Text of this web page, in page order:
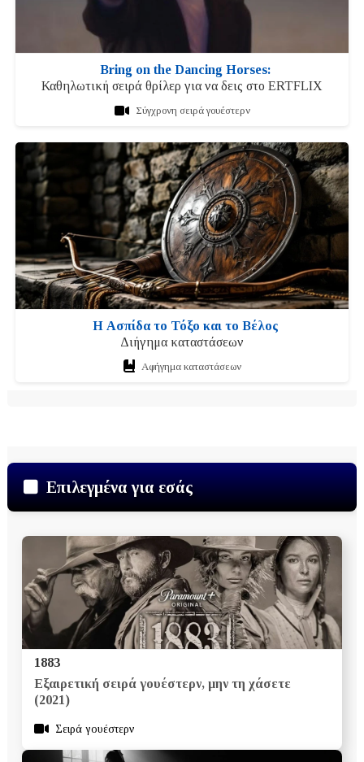
Bring on the Dancing Horses:
Καθηλωτική σειρά θρίλερ για να δεις στο ERTFLIX
Σύγχρονη σειρά γουέστερν
Η Ασπίδα το Τόξο και το Βέλος
Διήγημα καταστάσεων
Αφήγημα καταστάσεων
Επιλεγμένα για εσάς
1883
Εξαιρετική σειρά γουέστερν, μην τη χάσετε
(2021)
Σειρά γουέστερν